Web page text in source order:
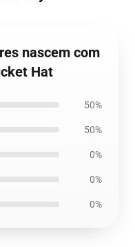
nascem com
Hat
50%
50%
0%
0%
0%